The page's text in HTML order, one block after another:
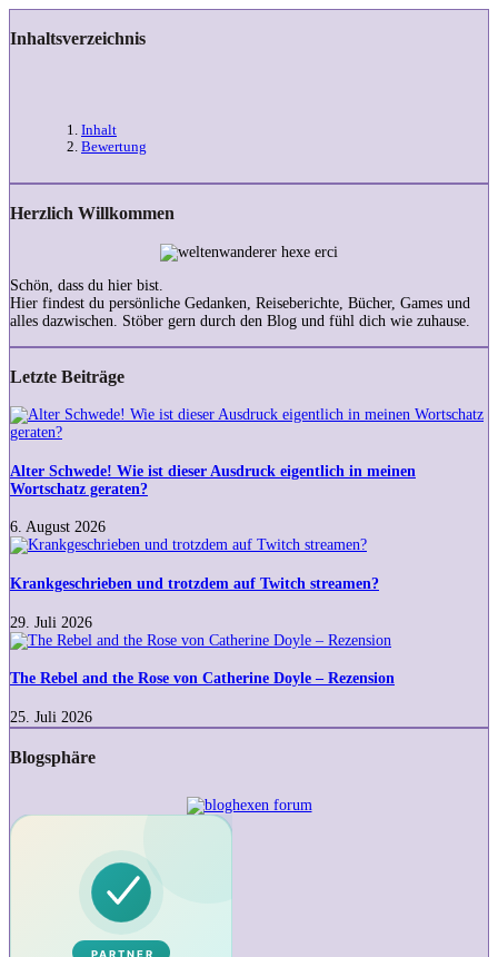
Inhaltsverzeichnis
Inhalt
Bewertung
Herzlich Willkommen
Schön, dass du hier bist.
Hier findest du persönliche Gedanken, Reiseberichte, Bücher, Games und
alles dazwischen. Stöber gern durch den Blog und fühl dich wie zuhause.
Letzte Beiträge
Alter
Schwede!
ist
dieser
eigentlich
in
meinen
Wortschatz
geraten?
Alter Schwede! Wie ist dieser Ausdruck eigentlich in meinen
Wortschatz geraten?
6. August 2026
Krankgeschrieben
trotzdem
Twitch
streamen?
Krankgeschrieben und trotzdem auf Twitch streamen?
29. Juli 2026
The
and
Rose
von
Doyle
The Rebel and the Rose von Catherine Doyle – Rezension
25. Juli 2026
Blogsphäre